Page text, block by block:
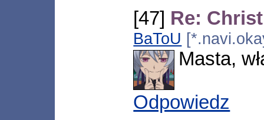
[47] Re:
BaToU
Masta,
Odpowiedz